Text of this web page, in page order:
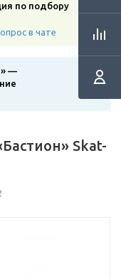
по подбору
в чате
—
Skat-